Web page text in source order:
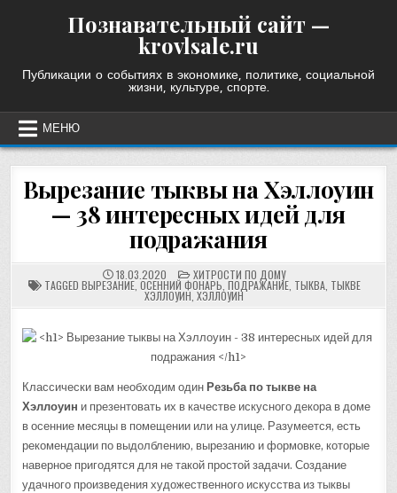
Познавательный сайт —
krovlsale.ru
Публикации о событиях в экономике, политике, социальной
жизни, культуре, спорте.
МЕНЮ
Вырезание тыквы на Хэллоуин
— 38 интересных идей для
подражания
18.03.2020 POSTED
IN
ХИТРОСТИ ПО ДОМУ
TAGGED ВЫРЕЗАНИЕ, ОСЕННИЙ ФОНАРЬ ПОДРАЖАНИЕ, ТЫКВА, ТЫКВЕ
ХЭЛЛОУИН ХЭЛЛОУИН
Классически вам необходим один Резьба по тыкве на
Хэллоуин и презентовать их в качестве искусного декора в доме
в осенние месяцы в помещении или на улице. Разумеется, есть
рекомендации по выдолблению, вырезанию и формовке, которые
наверное пригодятся для не такой простой задачи. Создание
удачного произведения художественного искусства из тыквы